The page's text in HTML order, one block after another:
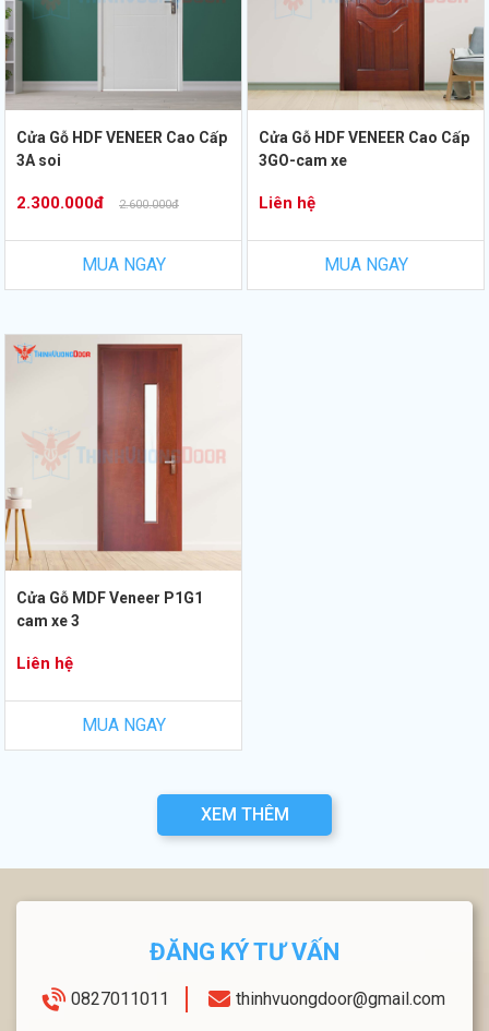
Cửa Gỗ HDF VENEER Cao Cấp
3A soi
2.300.000đ 2.600.000đ
MUA NGAY
Cửa Gỗ HDF VENEER Cao Cấp
3GO-cam xe
Liên hệ
MUA NGAY
Cửa Gỗ MDF Veneer P1G1
cam xe 3
Liên hệ
MUA NGAY
XEM THÊM
ĐĂNG KÝ TƯ VẤN
0827011011 thinhvuongdoor@gmail.com